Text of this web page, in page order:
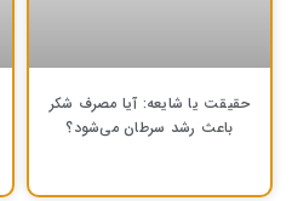
حقیقت یا شایعه: آیا مصرف شکر
باعث رشد سرطان می‌شود؟